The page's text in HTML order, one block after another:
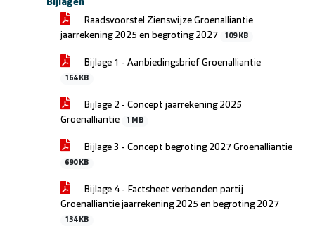
Bijlagen
Raadsvoorstel Zienswijze Groenalliantie
jaarrekening 2025 en begroting 2027
109 KB
Bijlage 1 - Aanbiedingsbrief Groenalliantie
164 KB
Bijlage 2 - Concept jaarrekening 2025
Groenalliantie
1 MB
Bijlage 3 - Concept begroting 2027 Groenalliantie
690 KB
Bijlage 4 - Factsheet verbonden partij
Groenalliantie jaarrekening 2025 en begroting 2027
134 KB